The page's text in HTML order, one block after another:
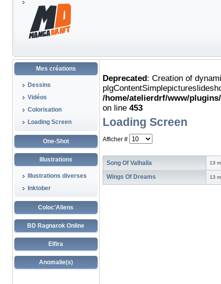
Mes créations
Dessins
Vidéos
Colorisation
Loading Screen
One-Shot
Illustrations
Illustrations diverses
Inktober
Coloc'Aliens
BD Ragnarok Online
Elfira
Anomalie(s)
Deprecated: Creation of
/home/atelierdrf/www/
on line 453
Loading Screen
Afficher #
Song Of Valhalla 13
Wings Of Dreams 13